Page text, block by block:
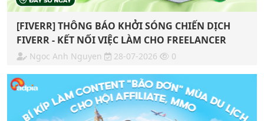
[FIVERR] THÔNG BÁO KHỞI SÓNG CHIẾN DỊCH
FIVERR - KẾT NỐI VIỆC LÀM CHO FREELANCER
Ngoc Anh Nguyen 28-07-2026 0